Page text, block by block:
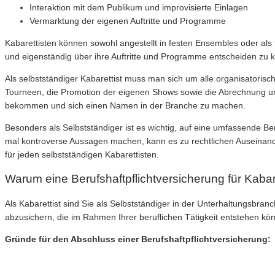
Interaktion mit dem Publikum und improvisierte Einlagen
Vermarktung der eigenen Auftritte und Programme
Kabarettisten können sowohl angestellt in festen Ensembles oder
und eigenständig über ihre Auftritte und Programme entscheiden zu
Als selbstständiger Kabarettist muss man sich um alle
Tourneen, die Promotion der eigenen Shows sowie die
bekommen und sich einen Namen in der Branche zu machen.
Besonders als Selbstständiger ist es wichtig, auf eine umfassende
mal kontroverse Aussagen machen, kann es zu rechtlichen
für jeden selbstständigen Kabarettisten.
Warum eine Berufshaftpflichtversicherung für
Als Kabarettist sind Sie als Selbstständiger in der
abzusichern, die im Rahmen Ihrer beruflichen Tätigkeit entstehen
Gründe für den Abschluss einer Berufshaftpflichtversicherung: